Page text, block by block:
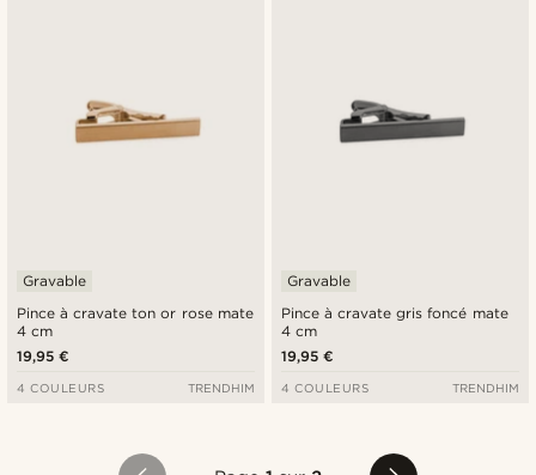
Pince à cravate ton or rose mate
4 cm
Gravable
19,95 €
4 COULEURS TRENDHIM
Pince à cravate gris foncé mate
4 cm
Gravable
19,95 €
4 COULEURS TRENDHIM